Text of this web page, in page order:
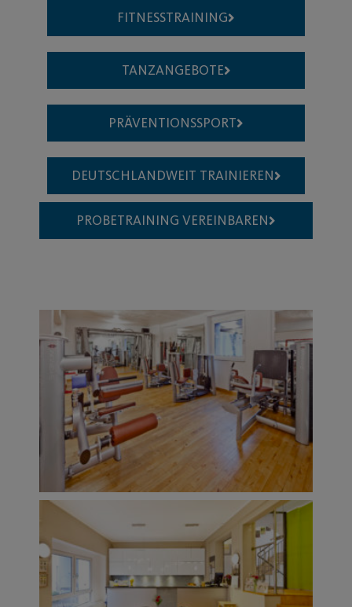
FITNESSTRAINING
TANZANGEBOTE
PRÄVENTIONSSPORT
DEUTSCHLANDWEIT TRAINIEREN
PROBETRAINING VEREINBAREN